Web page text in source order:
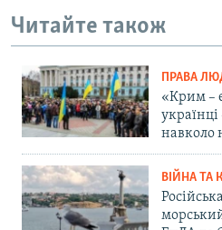
Читайте також
ПРАВА
«Крим –
навколо
ВІЙНА ТА